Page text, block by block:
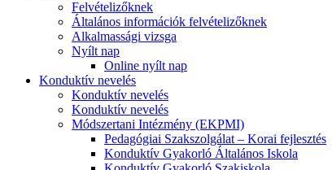
Felvételizőknek
Általános információk felvételizőknek
Alkalmassági vizsga
Nyílt nap
Online nyílt nap
Konduktív nevelés
Konduktív nevelés
Konduktív nevelés
Módszertani Intézmény (EKPMI)
Pedagógiai Szakszolgálat – Korai fejlesztés
Konduktív Gyakorló Általános Iskola